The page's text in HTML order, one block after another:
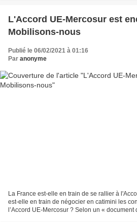
L'Accord UE-Mercosur est
Mobilisons-nous
Publié le 06/02/2021 à 01:16
Par anonyme
La France est-elle en train de se rallier à
est-elle en train de négocier en catimini les
l’Accord UE-Mercosur ? Selon un «